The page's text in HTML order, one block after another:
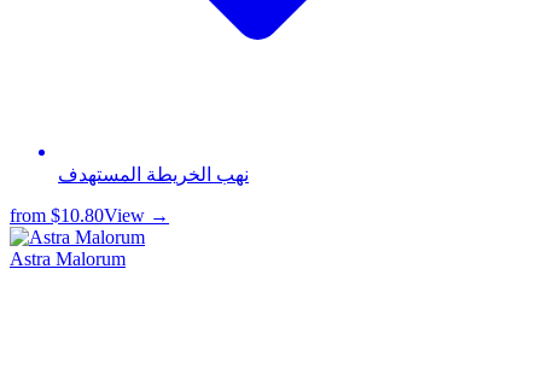
نهب الخريطة المستهدف
from $10.80View →
Astra Malorum